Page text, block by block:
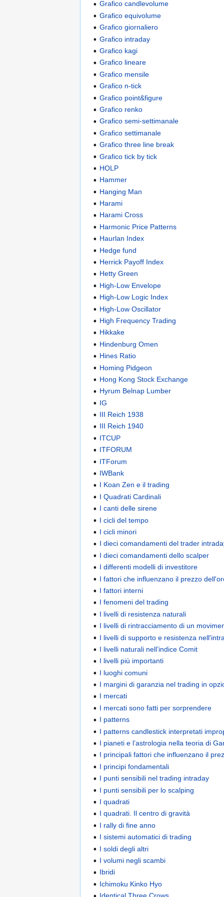
Grafico candlevolume
Grafico equivolume
Grafico giornaliero
Grafico intraday
Grafico kagi
Grafico lineare
Grafico mensile
Grafico n-tick
Grafico point&figure
Grafico renko
Grafico semi-settimanale
Grafico settimanale
Grafico three line break
Grafico tick by tick
HOLP
Hammer
Hanging Man
Harami
Harami Cross
Harmonic Price Patterns
Haurlan Index
Hedge fund
Herrick Payoff Index
Hetty Green
High-Low Envelope
High-Low Logic Index
High-Low Oscillator
High Frequency Trading
Hikkake
Hindenburg Omen
Hines Ratio
Homing Pidgeon
Hong Kong Stock Exchange
Hyrum Belnap Lumber
IG
III Reich 1938
III Reich 1940
ITCUP
ITFORUM
ITForum
IWBank
I Koan Zen e il trading
I Quadrati Cardinali
I canti delle sirene
I cicli del tempo
I cicli minori
I dieci comandamenti del trader
I dieci comandamenti dello scalper
I differenti modelli di investitore
I fattori che influenzano il prezzo
I fattori interni
I fenomeni del trading
I livelli di resistenza naturali
I livelli di rintracciamento di un
I livelli di supporto e resistenza
I livelli naturali nell’indice Comit
I livelli più importanti
I luoghi comuni
I margini di garanzia nel trading in
I mercati
I mercati sono fatti per sorprendere
I patterns
I patterns candlestick interpretati
I pianeti e l’astrologia nella teoria di
I principali fattori che influenzano il
I principi fondamentali
I punti sensibili nel trading intraday
I punti sensibili per lo scalping
I quadrati
I quadrati. Il centro di gravità
I rally di fine anno
I sistemi automatici di trading
I soldi degli altri
I volumi negli scambi
Ibridi
Ichimoku Kinko Hyo